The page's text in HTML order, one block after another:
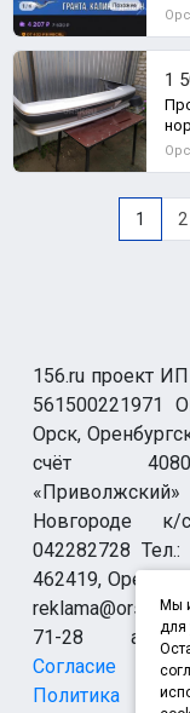
и
1
1 2
156.ru проект
561500221971
Орск,
счёт
Новгороде к/
042282728
462419,
71-28
Согласие на
Политика
Мы
для